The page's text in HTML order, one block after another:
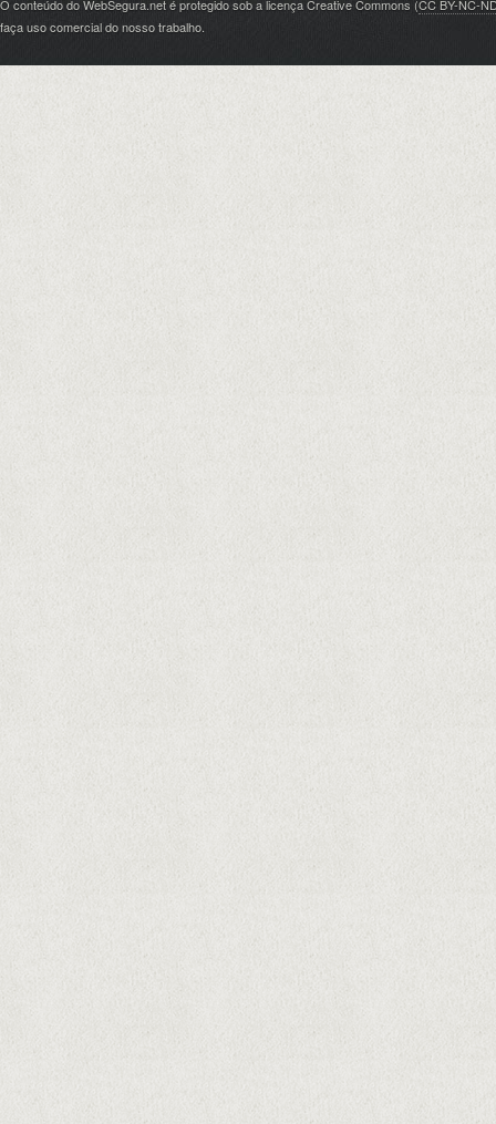
O conteúdo do WebSegura.net é protegido sob a licença Creative Commons (CC BY-NC-
faça uso comercial do nosso trabalho.